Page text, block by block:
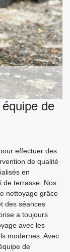
de
effectuer des
de qualité
en
de terrasse. Nos
nettoyage grâce
des séances
a toujours
avec les
modernes. Avec
de